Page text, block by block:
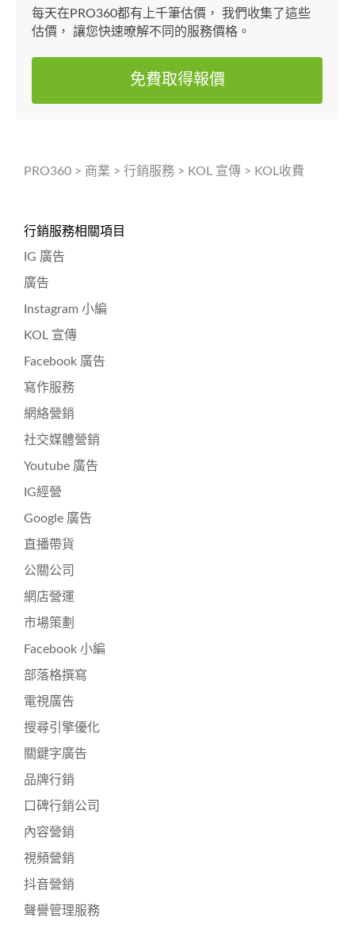
每天在PRO360都有上千筆估價， 我們收集了這些
估價， 讓您快速暸解不同的服務價格。
免費取得報價
PRO360 > 商業 > 行銷服務 > KOL 宣傳 > KOL收費
行銷服務相關項目
IG 廣告
廣告
Instagram 小編
KOL 宣傳
Facebook 廣告
寫作服務
網絡營銷
社交媒體營銷
Youtube 廣告
IG經營
Google 廣告
直播帶貨
公關公司
網店營運
市場策劃
Facebook 小編
部落格撰寫
電視廣告
搜尋引擎優化
關鍵字廣告
品牌行銷
口碑行銷公司
內容營銷
視頻營銷
抖音營銷
聲譽管理服務